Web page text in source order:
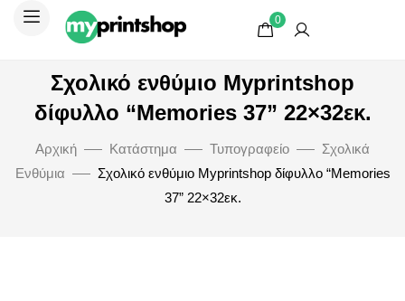
0
Σχολικό ενθύμιο Myprintshop
δίφυλλο “Memories 37” 22×32εκ.
Αρχική Κατάστημα Τυπογραφείο
Σχολικά
Ενθύμια
Σχολικό ενθύμιο Myprintshop δίφυλλο “Memories
37” 22×32εκ.